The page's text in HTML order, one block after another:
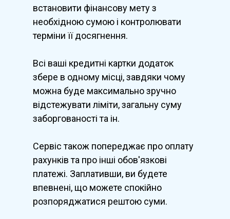
встановити фінансову мету з
необхідною сумою і контролювати
терміни її досягнення.
Всі ваші кредитні картки додаток
збере в одному місці, завдяки чому
можна буде максимально зручно
відстежувати ліміти, загальну суму
заборгованості та ін.
Сервіс також попереджає про оплату
рахунків та про інші обов'язкові
платежі. Заплативши, ви будете
впевнені, що можете спокійно
розпоряджатися рештою суми.